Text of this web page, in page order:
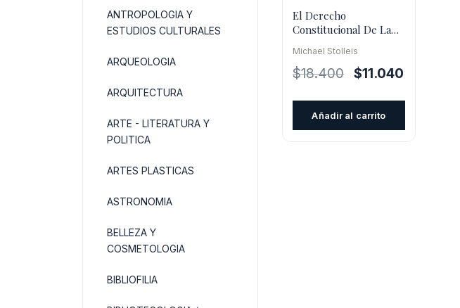
ANTROPOLOGIA Y
ESTUDIOS CULTURALES
ARQUEOLOGIA
ARQUITECTURA
ARTE - LITERATURA Y
POLITICA
ARTES PLASTICAS
ASTRONOMIA
BELLEZA Y
COSMETOLOGIA
BIBLIOFILIA
El Derecho
Constitucional De La
Michael Stolleis
$18.400
El
$11.040
Añadir al carrito